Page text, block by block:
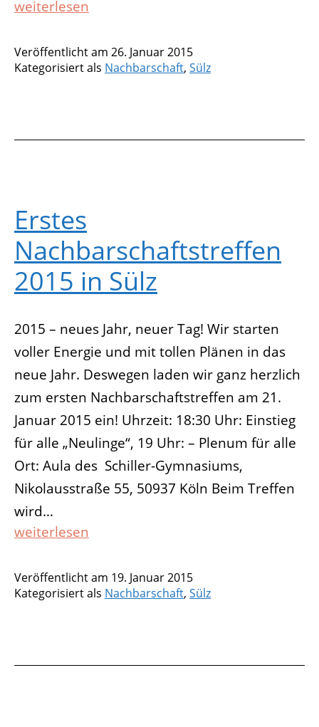
31.
2015
–
weiterlesen
Veröffentlicht am 26. Januar 2015
Kategorisiert als Nachbarschaft, Sülz
Erstes
Nachbarschaftstreffen
2015 in Sülz
2015 – neues Jahr, neuer Tag! Wir starten
voller Energie und mit tollen Plänen in das
neue Jahr. Deswegen laden wir ganz herzlich
zum ersten Nachbarschaftstreffen am 21.
Januar 2015 ein! Uhrzeit: 18:30 Uhr: Einstieg
für alle „Neulinge“, 19 Uhr: – Plenum für alle
Ort: Aula des Schiller-Gymnasiums,
Nikolausstraße 55, 50937 Köln Beim Treffen
wird…
Erstes
2015
in
Sülz
weiterlesen
Veröffentlicht am 19. Januar 2015
Kategorisiert als Nachbarschaft, Sülz